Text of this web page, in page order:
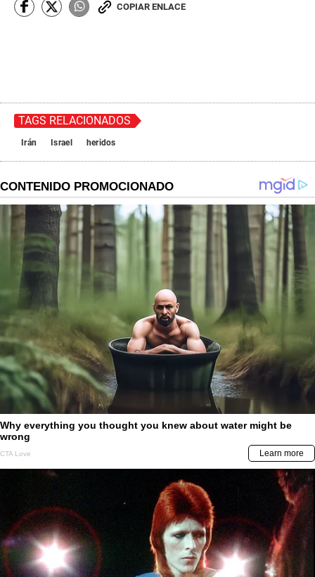
COPIAR ENLACE
TAGS RELACIONADOS
Irán Israel heridos